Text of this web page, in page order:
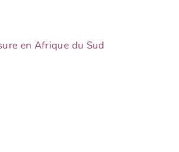
en Afrique du Sud